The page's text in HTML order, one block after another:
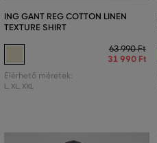
ING GANT REG COTTON LINEN
TEXTURE SHIRT
63 990 Ft
31 990 Ft
Elérhető méretek:
L, XL, XXL